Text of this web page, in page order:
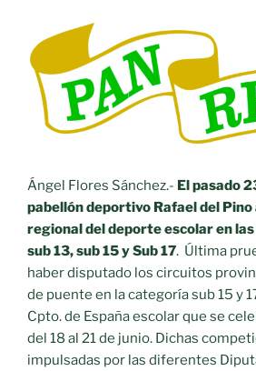
Ángel Flores Sánchez.- El pasado
pabellón deportivo Rafael del Pino
regional del deporte escolar en
sub 13, sub 15 y Sub 17. Última
haber disputado los circuitos
de puente en la categoría sub 15 y
Cpto. de España escolar que se
del 18 al 21 de junio. Dichas
impulsadas por las diferentes